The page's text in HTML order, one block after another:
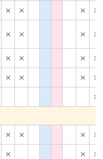
× × × ×
× × × ×
× × × ×
× × × ×
×
× × × ×
× ×
×